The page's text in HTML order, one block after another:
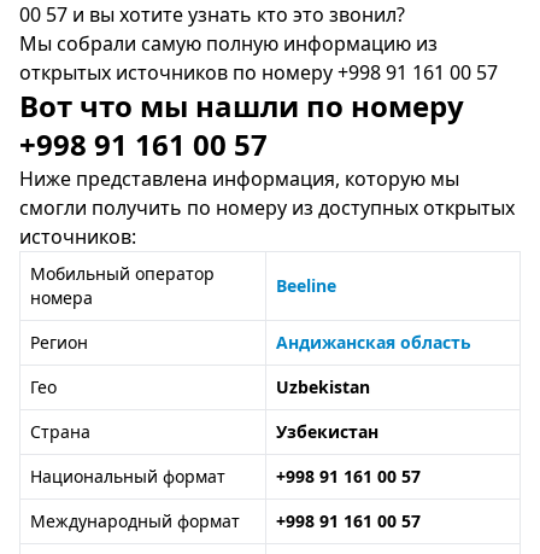
00 57 и вы хотите узнать кто это звонил?
Мы собрали самую полную информацию из
открытых источников по номеру +998 91 161 00 57
Вот что мы нашли по номеру
+998 91 161 00 57
Ниже представлена информация, которую мы
смогли получить по номеру из доступных открытых
источников:
Мобильный оператор
номера
Beeline
Регион
Андижанская область
Гео
Uzbekistan
Страна
Узбекистан
Национальный формат
+998 91 161 00 57
Международный формат
+998 91 161 00 57